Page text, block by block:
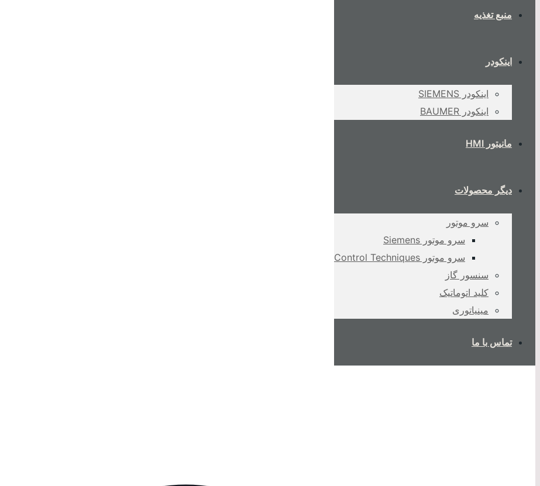
منبع تغذیه
اینکودر
اینکودر SIEMENS
اینکودر BAUMER
مانیتور HMI
دیگر محصولات
سرو موتور
سرو موتور Siemens
سرو موتور Control Techniques
سنسور گاز
کلید اتوماتیک
مینیاتوری
تماس با ما